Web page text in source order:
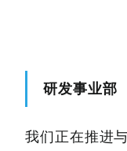
研发事业部
我们正在推进